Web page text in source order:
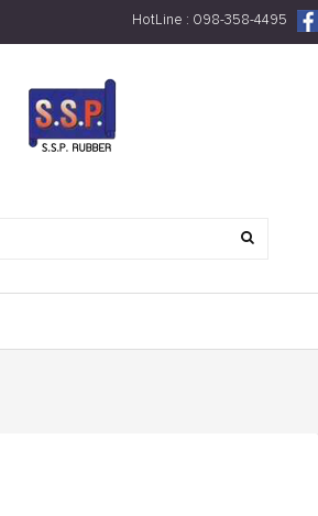
HotLine : 098-358-4495